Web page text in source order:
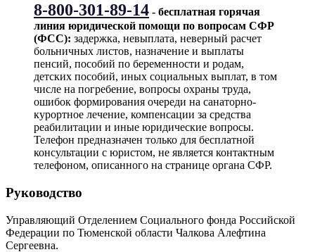
8-800-301-89-14 - бесплатная горячая
линия юридической помощи по вопросам CФР
(ФСС): задержка, невыплата, неверный расчет
больничных листов, назначение и выплаты
пенсий, пособий по беременности и родам,
детских пособий, иных социальных выплат, в том
числе на погребение, вопросы охраны труда,
ошибок формирования очереди на санаторно-
курортное лечение, компенсации за средства
реабилитации и иные юридические вопросы.
Телефон предназначен только для бесплатной
консультации с юристом, не является контактным
телефоном, описанного на странице органа СФР.
Руководство
Управляющий Отделением Социального фонда Российской
Федерации по Тюменской области Чалкова Алефтина
Сергеевна.